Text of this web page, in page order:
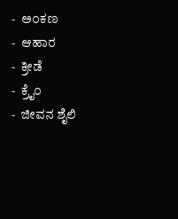
ಅಂಕಣ
ಆಹಾರ
ಕ್ರೀಡೆ
ಕ್ರೈಂ
ಜೀವನ ಶೈಲಿ